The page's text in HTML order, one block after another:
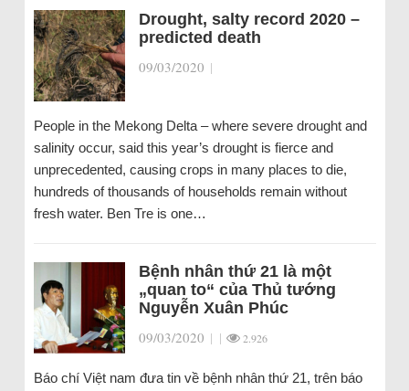
Drought, salty record 2020 –
predicted death
09/03/2020 |
People in the Mekong Delta – where severe drought and
salinity occur, said this year’s drought is fierce and
unprecedented, causing crops in many places to die,
hundreds of thousands of households remain without
fresh water. Ben Tre is one…
Bệnh nhân thứ 21 là một
„quan to“ của Thủ tướng
Nguyễn Xuân Phúc
09/03/2020 | | 2.926
Báo chí Việt nam đưa tin về bệnh nhân thứ 21, trên báo